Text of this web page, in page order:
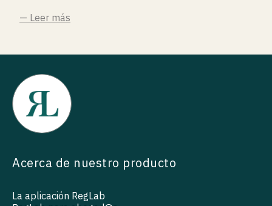
— Leer más
Acerca de nuestro producto
La aplicación RegLab